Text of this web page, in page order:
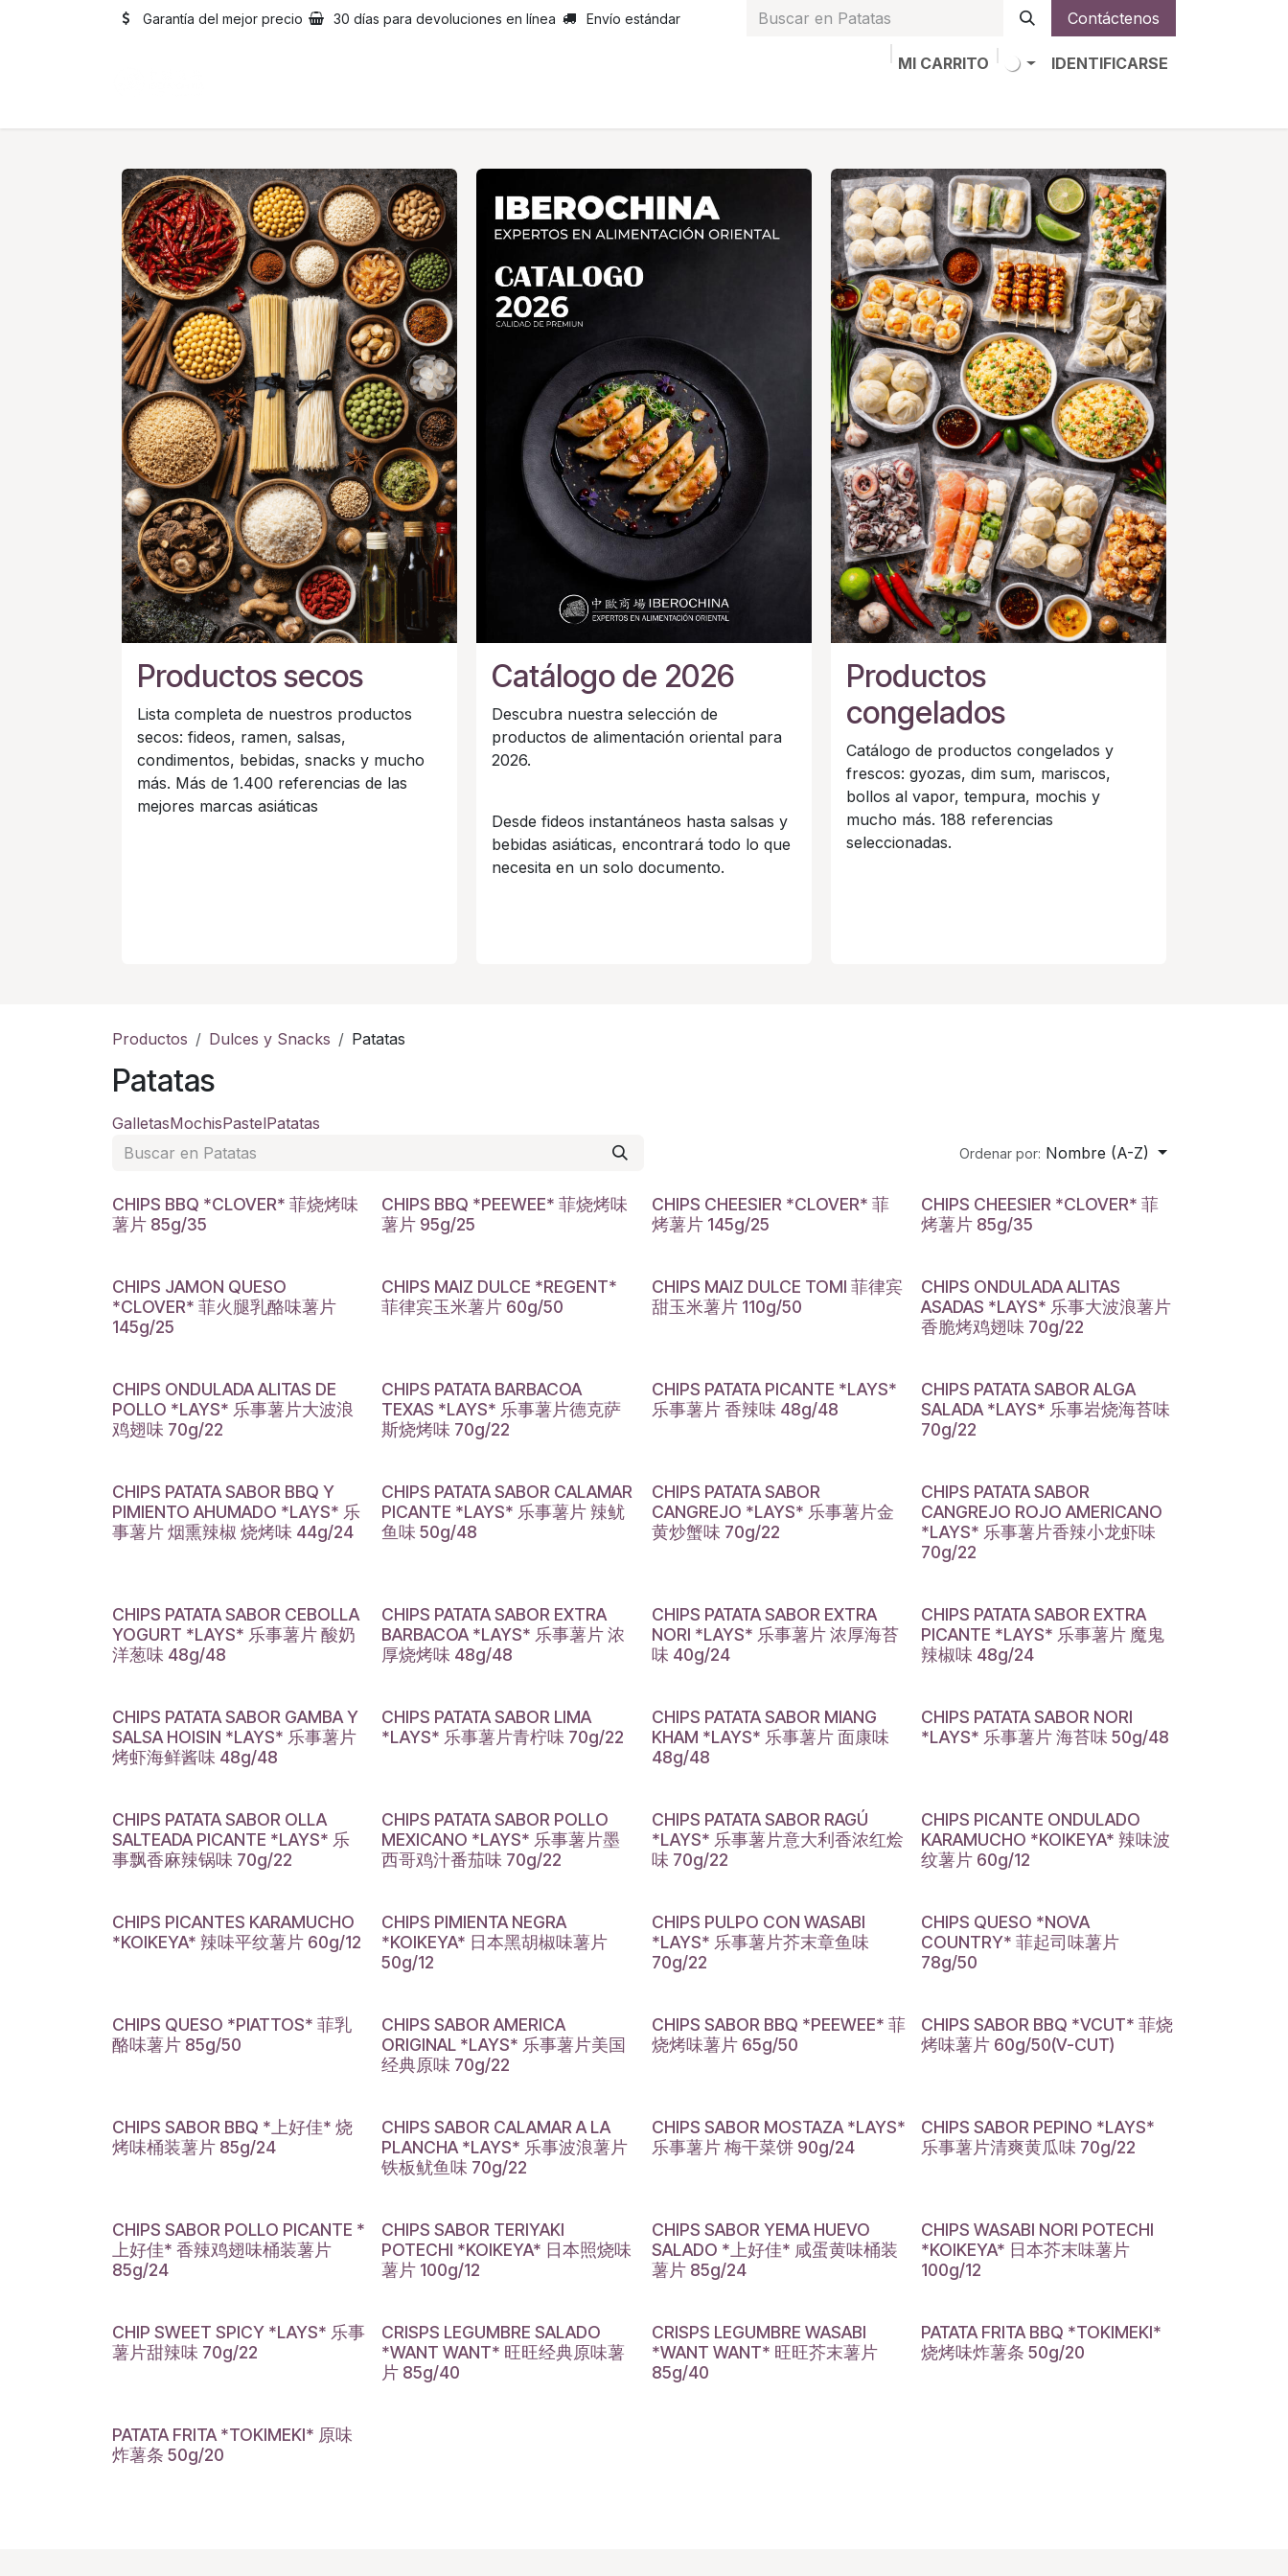
Garantía del mejor precio 30 días para devoluciones en línea Envío estándar Contáctenos
MI CARRITO
IDENTIFICARSE
Productos
congelados
Catálogo de productos congelados y
frescos: gyozas, dim sum, mariscos,
bollos al vapor, tempura, mochis y
mucho más. 188 referencias
seleccionadas.
Catálogo de 2026
Descubra nuestra selección de
productos de alimentación oriental para
2026.
Desde fideos instantáneos hasta salsas y
bebidas asiáticas, encontrará todo lo que
necesita en un solo documento.
Productos secos
Lista completa de nuestros productos
secos: fideos, ramen, salsas,
condimentos, bebidas, snacks y mucho
más. Más de 1.400 referencias de las
mejores marcas asiáticas
Productos Dulces y Snacks Patatas
Patatas
GalletasMochisPastelPatatas
Ordenar por: Nombre (A-Z)
CHIPS BBQ *CLOVER* 菲烧烤味
薯片 85g/35
CHIPS BBQ *PEEWEE* 菲烧烤味
薯片 95g/25
CHIPS CHEESIER *CLOVER* 菲
烤薯片 145g/25
CHIPS CHEESIER *CLOVER* 菲
烤薯片 85g/35
CHIPS JAMON QUESO
*CLOVER* 菲火腿乳酪味薯片
145g/25
CHIPS MAIZ DULCE *REGENT*
菲律宾玉米薯片 60g/50
CHIPS MAIZ DULCE TOMI 菲律宾
甜玉米薯片 110g/50
CHIPS ONDULADA ALITAS
ASADAS *LAYS* 乐事大波浪薯片
香脆烤鸡翅味 70g/22
CHIPS ONDULADA ALITAS DE
POLLO *LAYS* 乐事薯片大波浪
鸡翅味 70g/22
CHIPS PATATA BARBACOA
TEXAS *LAYS* 乐事薯片德克萨
斯烧烤味 70g/22
CHIPS PATATA PICANTE *LAYS*
乐事薯片 香辣味 48g/48
CHIPS PATATA SABOR ALGA
SALADA *LAYS* 乐事岩烧海苔味
70g/22
CHIPS PATATA SABOR BBQ Y
PIMIENTO AHUMADO *LAYS* 乐
事薯片 烟熏辣椒 烧烤味 44g/24
CHIPS PATATA SABOR CALAMAR
PICANTE *LAYS* 乐事薯片 辣鱿
鱼味 50g/48
CHIPS PATATA SABOR
CANGREJO *LAYS* 乐事薯片金
黄炒蟹味 70g/22
CHIPS PATATA SABOR
CANGREJO ROJO AMERICANO
*LAYS* 乐事薯片香辣小龙虾味
70g/22
CHIPS PATATA SABOR CEBOLLA
YOGURT *LAYS* 乐事薯片 酸奶
洋葱味 48g/48
CHIPS PATATA SABOR EXTRA
BARBACOA *LAYS* 乐事薯片 浓
厚烧烤味 48g/48
CHIPS PATATA SABOR EXTRA
NORI *LAYS* 乐事薯片 浓厚海苔
味 40g/24
CHIPS PATATA SABOR EXTRA
PICANTE *LAYS* 乐事薯片 魔鬼
辣椒味 48g/24
CHIPS PATATA SABOR GAMBA Y
SALSA HOISIN *LAYS* 乐事薯片
烤虾海鲜酱味 48g/48
CHIPS PATATA SABOR LIMA
*LAYS* 乐事薯片青柠味 70g/22
CHIPS PATATA SABOR MIANG
KHAM *LAYS* 乐事薯片 面康味
48g/48
CHIPS PATATA SABOR NORI
*LAYS* 乐事薯片 海苔味 50g/48
CHIPS PATATA SABOR OLLA
SALTEADA PICANTE *LAYS* 乐
事飘香麻辣锅味 70g/22
CHIPS PATATA SABOR POLLO
MEXICANO *LAYS* 乐事薯片墨
西哥鸡汁番茄味 70g/22
CHIPS PATATA SABOR RAGÚ
*LAYS* 乐事薯片意大利香浓红烩
味 70g/22
CHIPS PICANTE ONDULADO
KARAMUCHO *KOIKEYA* 辣味波
纹薯片 60g/12
CHIPS PICANTES KARAMUCHO
*KOIKEYA* 辣味平纹薯片 60g/12
CHIPS PIMIENTA NEGRA
*KOIKEYA* 日本黑胡椒味薯片
50g/12
CHIPS PULPO CON WASABI
*LAYS* 乐事薯片芥末章鱼味
70g/22
CHIPS QUESO *NOVA
COUNTRY* 菲起司味薯片
78g/50
CHIPS QUESO *PIATTOS* 菲乳
酪味薯片 85g/50
CHIPS SABOR AMERICA
ORIGINAL *LAYS* 乐事薯片美国
经典原味 70g/22
CHIPS SABOR BBQ *PEEWEE* 菲
烧烤味薯片 65g/50
CHIPS SABOR BBQ *VCUT* 菲烧
烤味薯片 60g/50(V-CUT)
CHIPS SABOR BBQ *上好佳* 烧
烤味桶装薯片 85g/24
CHIPS SABOR CALAMAR A LA
PLANCHA *LAYS* 乐事波浪薯片
铁板鱿鱼味 70g/22
CHIPS SABOR MOSTAZA *LAYS*
乐事薯片 梅干菜饼 90g/24
CHIPS SABOR PEPINO *LAYS*
乐事薯片清爽黄瓜味 70g/22
CHIPS SABOR POLLO PICANTE *
上好佳* 香辣鸡翅味桶装薯片
85g/24
CHIPS SABOR TERIYAKI
POTECHI *KOIKEYA* 日本照烧味
薯片 100g/12
CHIPS SABOR YEMA HUEVO
SALADO *上好佳* 咸蛋黄味桶装
薯片 85g/24
CHIPS WASABI NORI POTECHI
*KOIKEYA* 日本芥末味薯片
100g/12
CHIP SWEET SPICY *LAYS* 乐事
薯片甜辣味 70g/22
CRISPS LEGUMBRE SALADO
*WANT WANT* 旺旺经典原味薯
片 85g/40
CRISPS LEGUMBRE WASABI
*WANT WANT* 旺旺芥末薯片
85g/40
PATATA FRITA BBQ *TOKIMEKI*
烧烤味炸薯条 50g/20
PATATA FRITA *TOKIMEKI* 原味
炸薯条 50g/20